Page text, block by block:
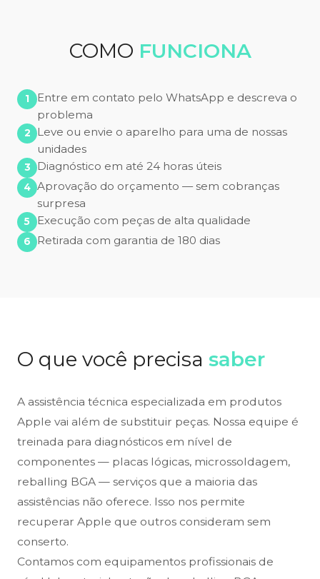
COMO FUNCIONA
Entre em contato pelo WhatsApp e descreva o
problema
Leve ou envie o aparelho para uma de nossas
unidades
Diagnóstico em até 24 horas úteis
Aprovação do orçamento — sem cobranças
surpresa
Execução com peças de alta qualidade
Retirada com garantia de 180 dias
O que você precisa saber
A assistência técnica especializada em produtos
Apple vai além de substituir peças. Nossa equipe é
treinada para diagnósticos em nível de
componentes — placas lógicas, microssoldagem,
reballing BGA — serviços que a maioria das
assistências não oferece. Isso nos permite
recuperar Apple que outros consideram sem
conserto.
Contamos com equipamentos profissionais de